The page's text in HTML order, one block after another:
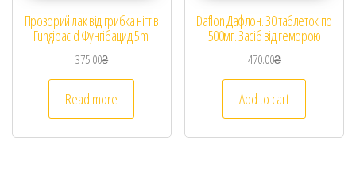
Прозорий лак від грибка нігтів
Fungibacid Фунгібацид 5ml
375.00₴
Read more
Daflon Дафлон. 30 таблеток по
500мг. Засіб від геморою
470.00₴
Add to cart